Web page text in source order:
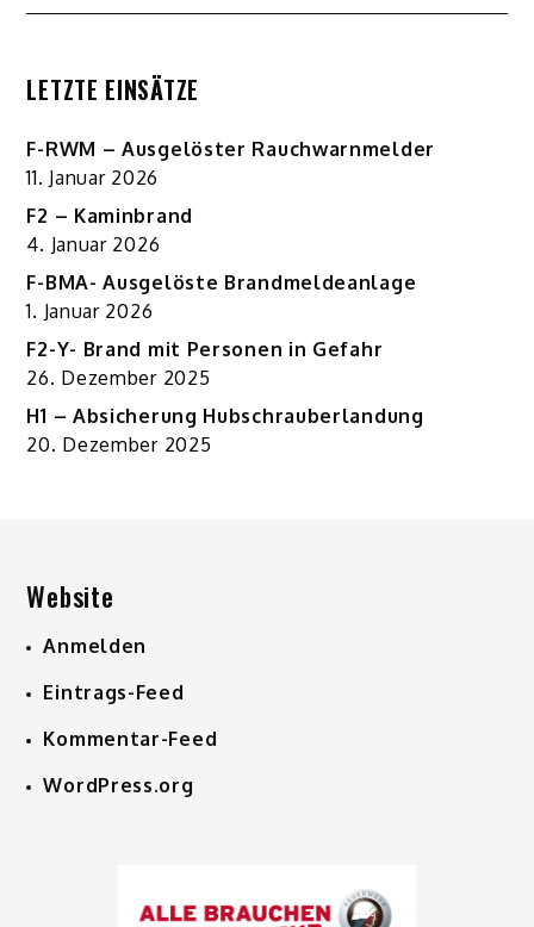
LETZTE EINSÄTZE
F-RWM – Ausgelöster Rauchwarnmelder
11. Januar 2026
F2 – Kaminbrand
4. Januar 2026
F-BMA- Ausgelöste Brandmeldeanlage
1. Januar 2026
F2-Y- Brand mit Personen in Gefahr
26. Dezember 2025
H1 – Absicherung Hubschrauberlandung
20. Dezember 2025
Website
Anmelden
Eintrags-Feed
Kommentar-Feed
WordPress.org